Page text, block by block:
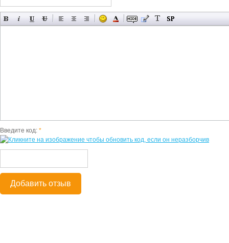
Введите код: *
Добавить отзыв